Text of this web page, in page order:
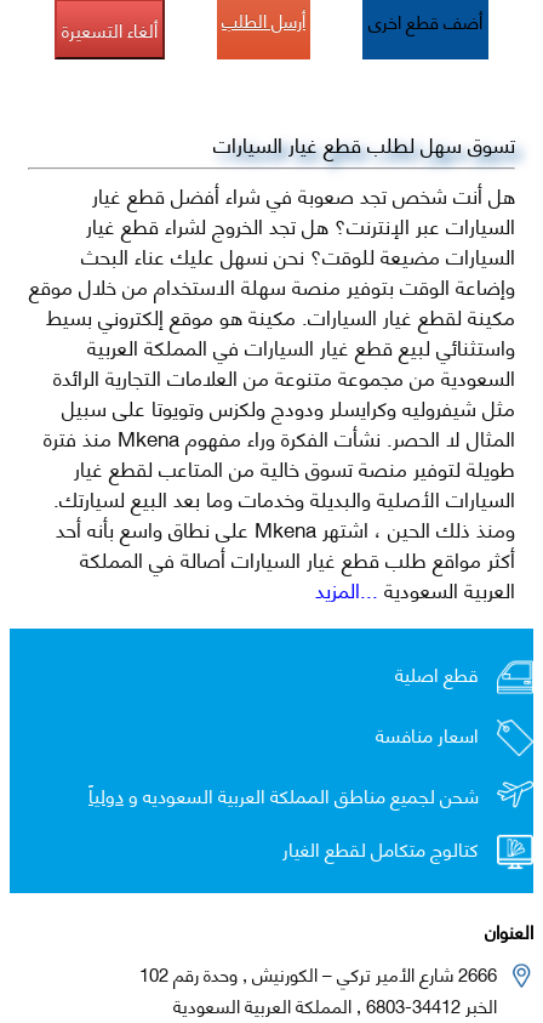
أضف قطع اخرى أرسل الطلب ألغاء التسعيرة
تسوق سهل لطلب قطع غيار السيارات
هل أنت شخص تجد صعوبة في شراء أفضل قطع غيار
السيارات عبر الإنترنت؟ هل تجد الخروج لشراء قطع غيار
السيارات مضيعة للوقت؟ نحن نسهل عليك عناء البحث
وإضاعة الوقت بتوفير منصة سهلة الاستخدام من خلال موقع
مكينة لقطع غيار السيارات. مكينة هو موقع إلكتروني بسيط
واستثنائي لبيع قطع غيار السيارات في المملكة العربية
السعودية من مجموعة متنوعة من العلامات التجارية الرائدة
مثل شيفروليه وكرايسلر ودودج ولكزس وتويوتا على سبيل
المثال لا الحصر. نشأت الفكرة وراء مفهوم Mkena منذ فترة
طويلة لتوفير منصة تسوق خالية من المتاعب لقطع غيار
السيارات الأصلية والبديلة وخدمات وما بعد البيع لسيارتك.
ومنذ ذلك الحين ، اشتهر Mkena على نطاق واسع بأنه أحد
أكثر مواقع طلب قطع غيار السيارات أصالة في المملكة
العربية السعودية...المزيد
قطع اصلية
اسعار منافسة
شحن لجميع مناطق المملكة العربية السعوديه ودولياً
كتالوج متكامل لقطع الغيار
العنوان
2666 شارع الأمير تركي – الكورنيش , وحدة رقم 102
الخبر 34412-6803 , المملكة العربية السعودية